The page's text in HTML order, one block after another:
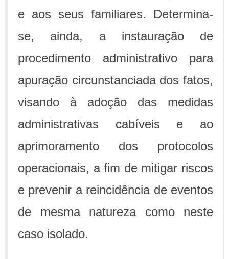
e aos seus familiares. Determina-
se, ainda, a instauração de
procedimento administrativo para
apuração circunstanciada dos fatos,
visando à adoção das medidas
administrativas cabíveis e ao
aprimoramento dos protocolos
operacionais, a fim de mitigar riscos
e prevenir a reincidência de eventos
de mesma natureza como neste
caso isolado.